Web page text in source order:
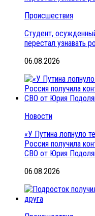
Происшествия
Студент,
перестал узнавать
06.08.2026
Новости
«У Путина лопнуло
Россия получила
СВО от Юрия
06.08.2026